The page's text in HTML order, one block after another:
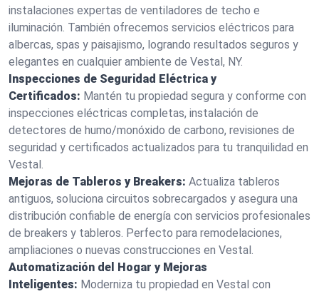
instalaciones expertas de ventiladores de techo e
iluminación. También ofrecemos servicios eléctricos para
albercas, spas y paisajismo, logrando resultados seguros y
elegantes en cualquier ambiente de Vestal, NY.
Inspecciones de Seguridad Eléctrica y
Certificados: Mantén tu propiedad segura y conforme con
inspecciones eléctricas completas, instalación de
detectores de humo/monóxido de carbono, revisiones de
seguridad y certificados actualizados para tu tranquilidad en
Vestal.
Mejoras de Tableros y Breakers: Actualiza tableros
antiguos, soluciona circuitos sobrecargados y asegura una
distribución confiable de energía con servicios profesionales
de breakers y tableros. Perfecto para remodelaciones,
ampliaciones o nuevas construcciones en Vestal.
Automatización del Hogar y Mejoras
Inteligentes: Moderniza tu propiedad en Vestal con